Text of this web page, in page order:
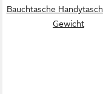
Bauchtasche
Gewicht